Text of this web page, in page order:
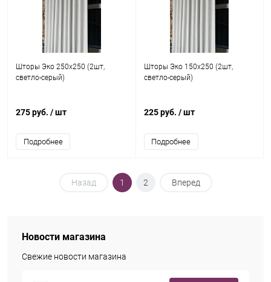
Шторы Эко 250x250 (2шт,
светло-серый)
275 руб. / шт
Подробнее
Шторы Эко 150x250 (2шт,
светло-серый)
225 руб. / шт
Подробнее
Назад 1 2 Вперед
Новости магазина
Свежие новости магазина